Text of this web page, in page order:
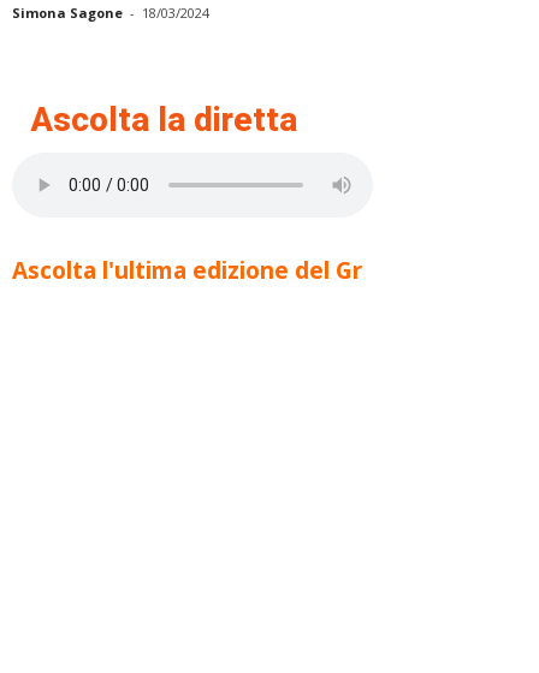
Simona Sagone - 18/03/2024
Ascolta la diretta
Ascolta l'ultima edizione del Gr